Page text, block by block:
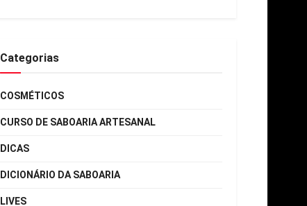
Categorias
COSMÉTICOS
CURSO DE SABOARIA ARTESANAL
DICAS
DICIONÁRIO DA SABOARIA
LIVES